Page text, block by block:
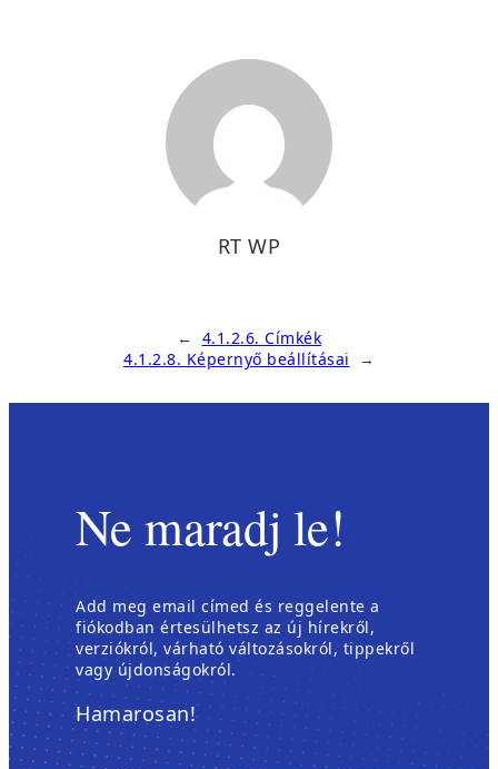
RT WP
← 4.1.2.6. Címkék
4.1.2.8. Képernyő beállításai
→
Ne maradj le!
Add meg email címed és reggelente a
fiókodban értesülhetsz az új hírekről,
verziókról, várható változásokról, tippekről
vagy újdonságokról.
Hamarosan!